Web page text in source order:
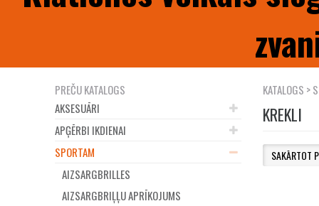
PREČU KATALOGS
AKSESUĀRI
APĢĒRBI IKDIENAI
SPORTAM
AIZSARGBRILLES
AIZSARGBRIĻĻU APRĪKOJUMS
KATALOGS >
KREKLI